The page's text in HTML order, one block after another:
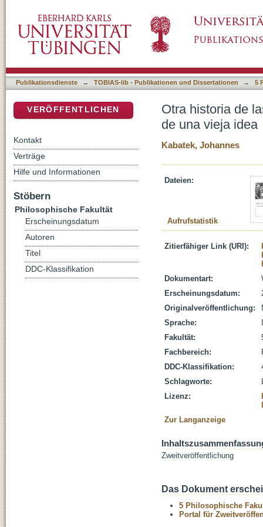
Publikationsdienste → TOBIAS-lib - Publikationen und Dissertationen → 5
Otra historia de
de una vieja idea
Kabatek, Johannes
Dateien:
Aufrufstatistik
Zitierfähiger Link (URI):
Dokumentart:
Erscheinungsdatum:
Originalveröffentlichung:
Sprache:
Fakultät:
Fachbereich:
DDC-Klassifikation:
Schlagworte:
Lizenz:
Zur Langanzeige
Zweitveröffentlichung
Das Dokument
5 Philosophische
Portal für
VERÖFFENTLICHEN
Kontakt
Verträge
Hilfe und Informationen
Stöbern
Philosophische Fakultät
Erscheinungsdatum
Autoren
Titel
DDC-Klassifikation